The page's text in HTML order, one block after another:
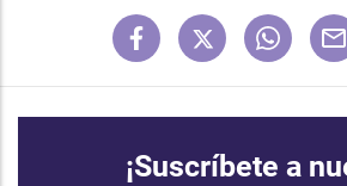
¡Suscríbete a